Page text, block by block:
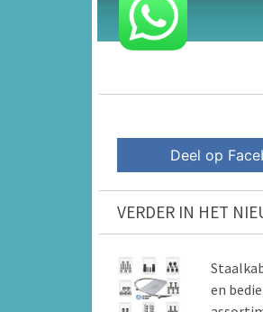
Deel op
VERDER IN HET
en